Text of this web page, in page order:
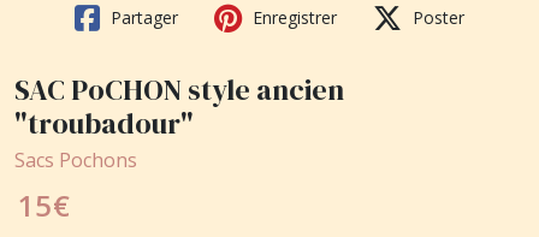
Partager Enregistrer Poster
SAC PoCHON style ancien
"troubadour"
Sacs Pochons
15€